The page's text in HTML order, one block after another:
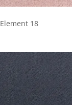
Element 18